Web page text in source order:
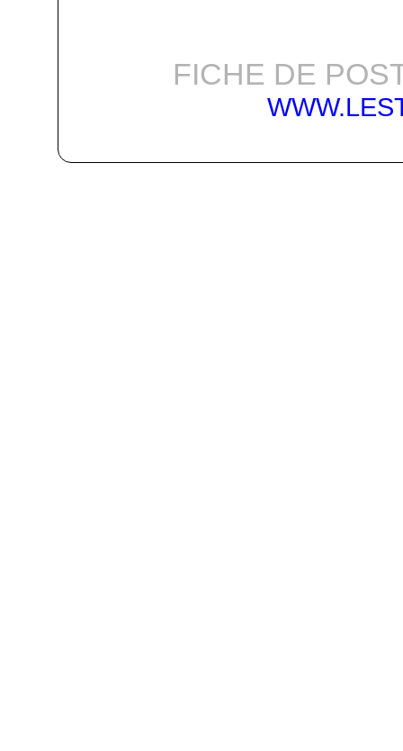
FICHE DE